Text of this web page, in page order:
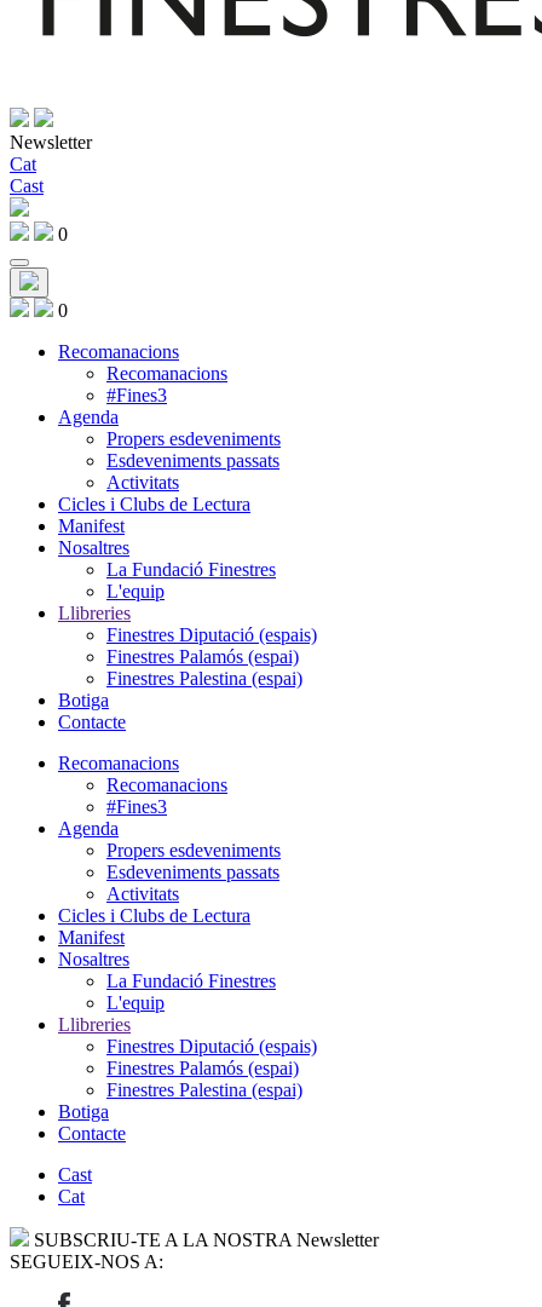
Newsletter
Cat
Cast
0
0
Recomanacions
Recomanacions
#Fines3
Agenda
Propers esdeveniments
Esdeveniments passats
Activitats
Cicles i Clubs de Lectura
Manifest
Nosaltres
La Fundació Finestres
L'equip
Llibreries
Finestres Diputació (espais)
Finestres Palamós (espai)
Finestres Palestina (espai)
Botiga
Contacte
Recomanacions
Recomanacions
#Fines3
Agenda
Propers esdeveniments
Esdeveniments passats
Activitats
Cicles i Clubs de Lectura
Manifest
Nosaltres
La Fundació Finestres
L'equip
Llibreries
Finestres Diputació (espais)
Finestres Palamós (espai)
Finestres Palestina (espai)
Botiga
Contacte
Cast
Cat
SUBSCRIU-TE A LA NOSTRA Newsletter
SEGUEIX-NOS A: